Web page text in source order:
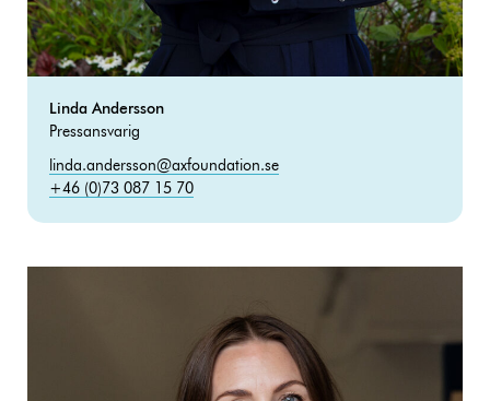
Linda Andersson
Pressansvarig
linda.andersson@axfoundation.se
+46 (0)73 087 15 70